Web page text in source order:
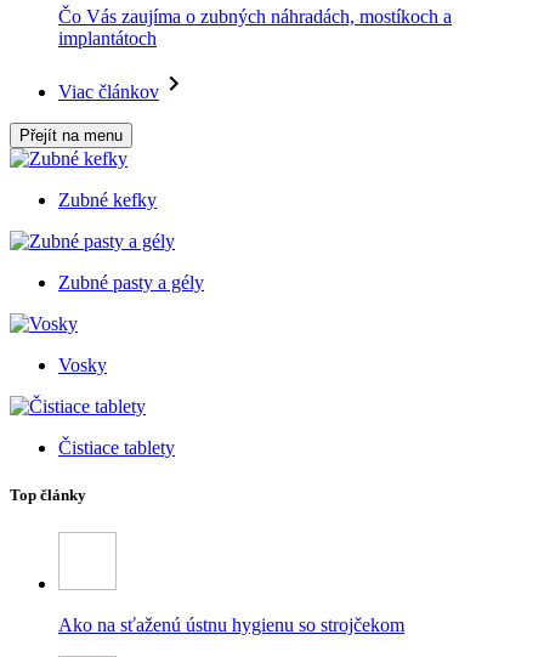
Čo Vás zaujíma o zubných náhradách, mostíkoch a
implantátoch
Viac článkov
Přejít na menu
Zubné kefky
Zubné pasty a gély
Vosky
Čistiace tablety
Top články
Ako na sťaženú ústnu hygienu so strojčekom